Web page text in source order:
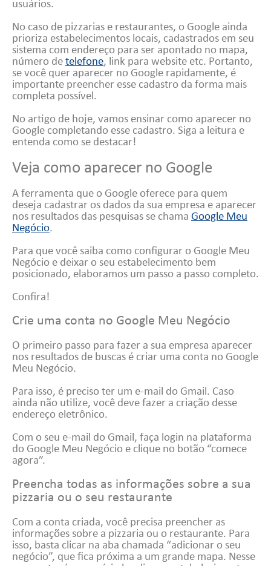
No caso de pizzarias e restaurantes, o Google ainda
prioriza estabelecimentos locais, cadastrados em seu
sistema com endereço para ser apontado no mapa,
número detelefone, link para website etc. Portanto,
se você quer aparecer no Google rapidamente, é
importante preencher esse cadastro da forma mais
completa possível.
No artigo de hoje, vamos ensinar como aparecer no
Google completando esse cadastro. Siga a leitura e
entenda como se destacar!
Veja como aparecer no Google
A ferramenta que o Google oferece para quem
deseja cadastrar os dados da sua empresa e aparecer
nos resultados das pesquisas se chamaGoogle Meu
Negócio.
Para que você saiba como configurar o Google Meu
Negócio e deixar o seu estabelecimento bem
posicionado, elaboramos um passo a passo completo.
Confira!
Crie uma conta no Google Meu Negócio
O primeiro passo para fazer a sua empresa aparecer
nos resultados de buscas é criar uma conta no Google
Meu Negócio.
Para isso, é preciso ter um e-mail do Gmail. Caso
ainda não utilize, você deve fazer a criação desse
endereço eletrônico.
Com o seu e-mail do Gmail, faça login na plataforma
do Google Meu Negócio e clique no botão “comece
agora”.
Preencha todas as informações sobre a sua
pizzaria ou o seu restaurante
Com a conta criada, você precisa preencher as
informações sobre a pizzaria ou o restaurante. Para
isso, basta clicar na aba chamada “adicionar o seu
negócio”, que fica próxima a um grande mapa. Nesse